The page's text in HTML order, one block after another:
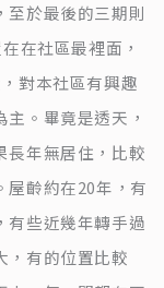
至於最後的三期則
在社區最裡面，
對本社區有興趣
。畢竟是透天，
長年無居住，比較
屋齡約在20年，有
有些近幾年轉手過
，有的位置比較